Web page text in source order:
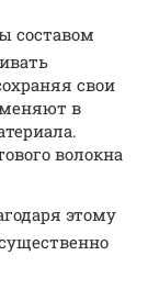
составом
свои
в
волокна
этому